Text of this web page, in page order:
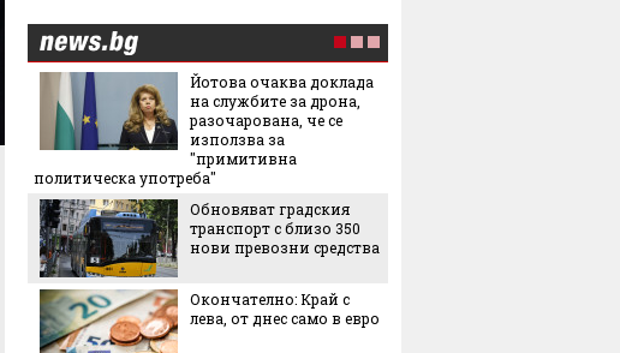
Йотова очаква доклада
на службите за дрона,
разочарована, че се
използва за
"примитивна
политическа употреба"
Обновяват градския
транспорт с близо 350
нови превозни средства
Окончателно: Край с
лева, от днес само в евро